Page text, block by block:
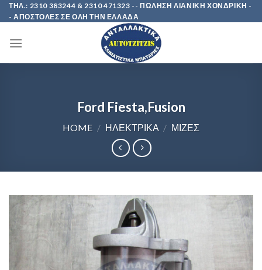
Skip
to
ΤΗΛ.: 2310 383244 & 2310 471323 -- ΠΩΛΗΣΗ ΛΙΑΝΙΚΗ ΧΟΝΔΡΙΚΗ -
- ΑΠΟΣΤΟΛΕΣ ΣΕ ΟΛΗ ΤΗΝ ΕΛΛΑΔΑ
Ford Fiesta,Fusion
HOME / ΗΛΕΚΤΡΙΚΑ / ΜΙΖΕΣ